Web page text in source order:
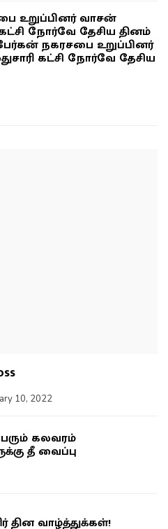
உறுப்பினர் வாசன்
நோர்வே தேசிய தினம்
நகரசபை உறுப்பினர்
கட்சி நோர்வே தேசிய
10, 2022
கலவரம்
தீ வைப்பு
தின வாழ்த்துக்கள்!